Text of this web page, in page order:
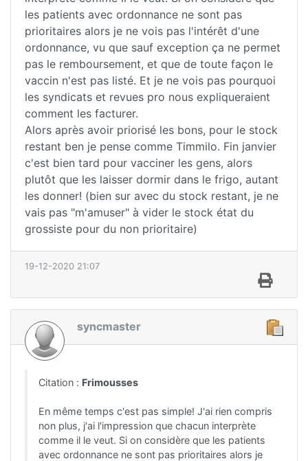
les patients avec ordonnance ne sont pas
prioritaires alors je ne vois pas l'intérêt d'une
ordonnance, vu que sauf exception ça ne permet
pas le remboursement, et que de toute façon le
vaccin n'est pas listé. Et je ne vois pas pourquoi
les syndicats et revues pro nous expliqueraient
comment les facturer.
Alors après avoir priorisé les bons, pour le stock
restant ben je pense comme Timmilo. Fin janvier
c'est bien tard pour vacciner les gens, alors
plutôt que les laisser dormir dans le frigo, autant
les donner! (bien sur avec du stock restant, je ne
vais pas "m'amuser" à vider le stock état du
grossiste pour du non prioritaire)
19-12-2020 21:07
syncmaster
Citation : Frimousses
En même temps c'est pas simple! J'ai rien compris
non plus, j'ai l'impression que chacun interprète
comme il le veut. Si on considère que les patients
avec ordonnance ne sont pas prioritaires alors je